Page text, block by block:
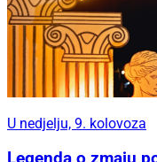
U nedjelju, 9. kolovoza